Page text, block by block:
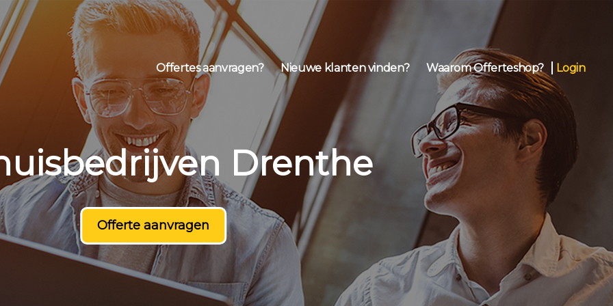
Drenthe
Offerte aanvragen
Offertes aanvragen? Nieuwe klanten vinden? Waarom Offerteshop? Login